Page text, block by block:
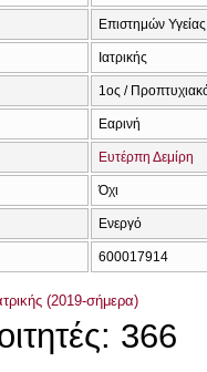
Επιστημών Υγείας
Ιατρικής
1ος /
Εαρινή
Ευτέρπη Δεμίρη
Όχι
Ενεργό
600017914
(2019-σήμερα)
366